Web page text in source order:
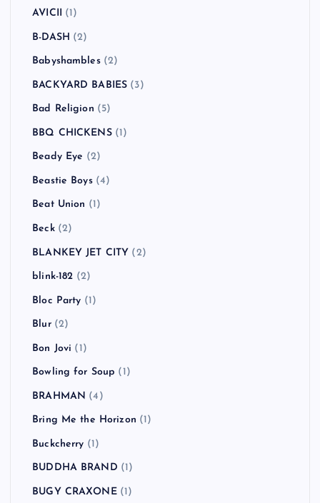
AVICII (1)
B-DASH (2)
Babyshambles(2)
BACKYARD BABIES (3)
Bad Religion (5)
BBQ CHICKENS(1)
Beady Eye (2)
Beastie Boys(4)
Beat Union (1)
Beck(2)
BLANKEY JET CITY (2)
blink-182 (2)
Bloc Party (1)
Blur(2)
Bon Jovi (1)
Bowling for Soup (1)
BRAHMAN (4)
Bring Me the Horizon (1)
Buckcherry (1)
BUDDHA BRAND (1)
BUGY CRAXONE(1)